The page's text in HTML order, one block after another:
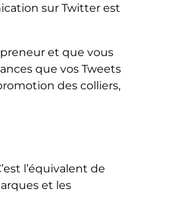
sur Twitter est
et que vous
que vos Tweets
des colliers,
l’équivalent de
et les